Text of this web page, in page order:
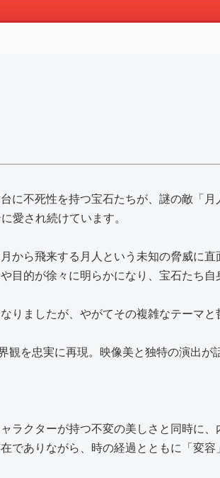
に不死性を持つ宝石たちが、謎の敵「
愛され続けています。
ら飛来する月人という未知の脅威に
的が徐々に明らかになり、宝石たち
ましたが、やがてその複雑なテーマ
を忠実に再現。映像美と独特の演出
ラクターが持つ不変の美しさと同時に
ありながら、時の経過とともに「変